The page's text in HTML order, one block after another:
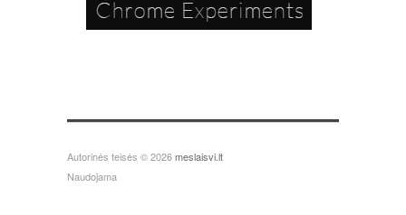
Autorinės teisės © 2026meslaisvi.lt
Naudojama